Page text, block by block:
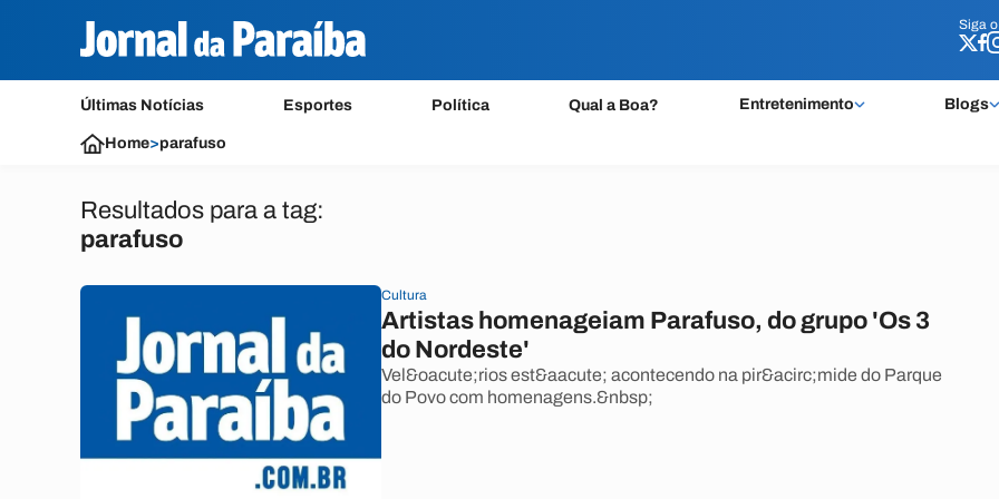
Siga o
Últimas Notícias Esportes Política Qual a Boa? Entretenimento Blogs
Siga o
Home>parafuso
Resultados para a tag:
parafuso
Cultura
Artistas homenageiam Parafuso, do grupo 'Os 3
do Nordeste'
Vel&oacute;rios est&aacute; acontecendo na pir&acirc;mide do Parque
do Povo com homenagens.&nbsp;